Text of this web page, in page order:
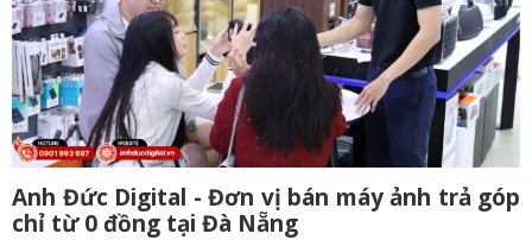
Anh Đức Digital - Đơn vị bán máy ảnh trả góp
chỉ từ 0 đồng tại Đà Nẵng